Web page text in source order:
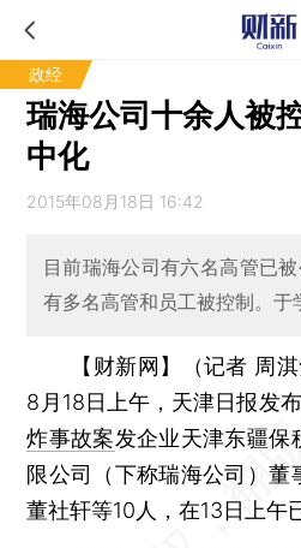
政经
瑞海公司十余人被
中化
2015年08月18日 16:42
目前瑞海公司有六名高管已
有多名高管和员工被控制。于
【财新网】（记者 周
8月18日上午，天津日报发
炸事故案发企业天津东疆保
限公司（下称瑞海公司）董
董社轩等10人，在13日上午